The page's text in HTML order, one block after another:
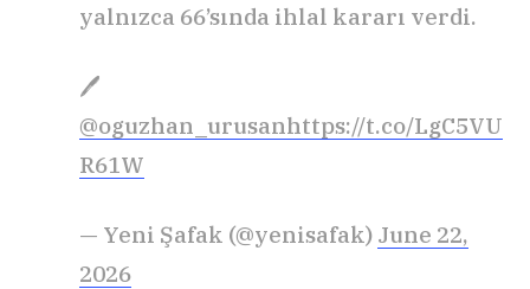
yalnızca 66’sında ihlal kararı verdi.
🖊
@oguzhan_urusanhttps://t.co/LgC5VU
R61W
— Yeni Şafak (@yenisafak) June 22,
2026